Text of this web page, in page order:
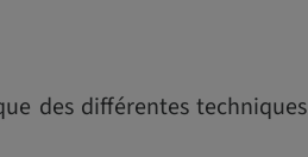
des différentes techniques